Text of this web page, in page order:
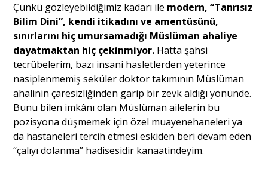
Çünkü gözleyebildiğimiz kadarı ile modern, “Tanrısız
Bilim Dini”, kendi itikadını ve amentüsünü,
sınırlarını hiç umursamadığı Müslüman ahaliye
dayatmaktan hiç çekinmiyor. Hatta şahsi
tecrübelerim, bazı insani hasletlerden yeterince
nasiplenmemiş seküler doktor takımının Müslüman
ahalinin çaresizliğinden garip bir zevk aldığı yönünde.
Bunu bilen imkânı olan Müslüman ailelerin bu
pozisyona düşmemek için özel muayenehaneleri ya
da hastaneleri tercih etmesi eskiden beri devam eden
“çalıyı dolanma” hadisesidir kanaatindeyim.